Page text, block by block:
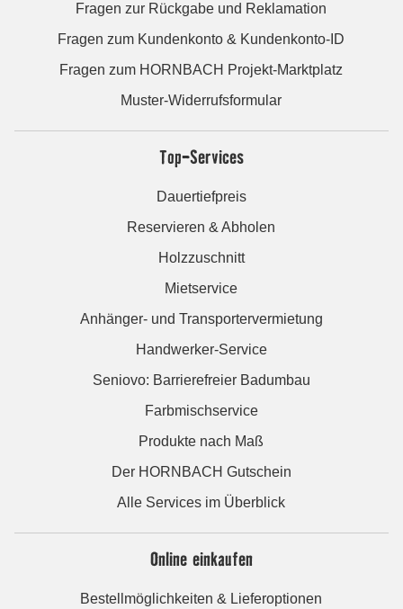
Fragen zur Rückgabe und Reklamation
Fragen zum Kundenkonto & Kundenkonto-ID
Fragen zum HORNBACH Projekt-Marktplatz
Muster-Widerrufsformular
Top-Services
Dauertiefpreis
Reservieren & Abholen
Holzzuschnitt
Mietservice
Anhänger- und Transportervermietung
Handwerker-Service
Seniovo: Barrierefreier Badumbau
Farbmischservice
Produkte nach Maß
Der HORNBACH Gutschein
Alle Services im Überblick
Online einkaufen
Bestellmöglichkeiten & Lieferoptionen